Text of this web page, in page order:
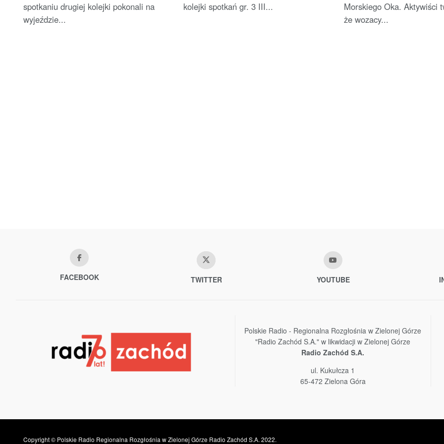
spotkaniu drugiej kolejki pokonali na
wyjeździe...
kolejki spotkań gr. 3 III...
Morskiego Oka. Aktywiści
że wozacy...
FACEBOOK TWITTER YOUTUBE
Polskie Radio - Regionalna Rozgłośnia w Zielonej Górze
"Radio Zachód S.A." w likwidacji w Zielonej Górze
Radio Zachód S.A.
ul. Kukułcza 1
65-472 Zielona Góra
Copyright © Polskie Radio Regionalna Rozgłośnia w Zielonej Górze Radio Zachód S.A. 2022.